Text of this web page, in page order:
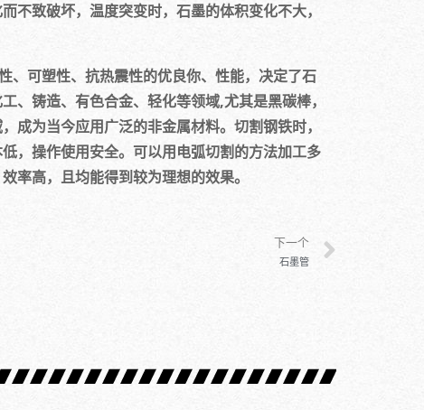
不致破坏，温度突变时，石墨的体积变化不大，
、可塑性、抗热震性的优良你、性能，决定了石
、铸造、有色合金、轻化等领域,尤其是黑碳棒，
成为当今应用广泛的非金属材料。切割钢铁时，
，操作使用安全。可以用电弧切割的方法加工多
率高，且均能得到较为理想的效果。
下一个
石墨管